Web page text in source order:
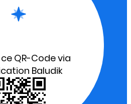
QR-Code via
Baludik